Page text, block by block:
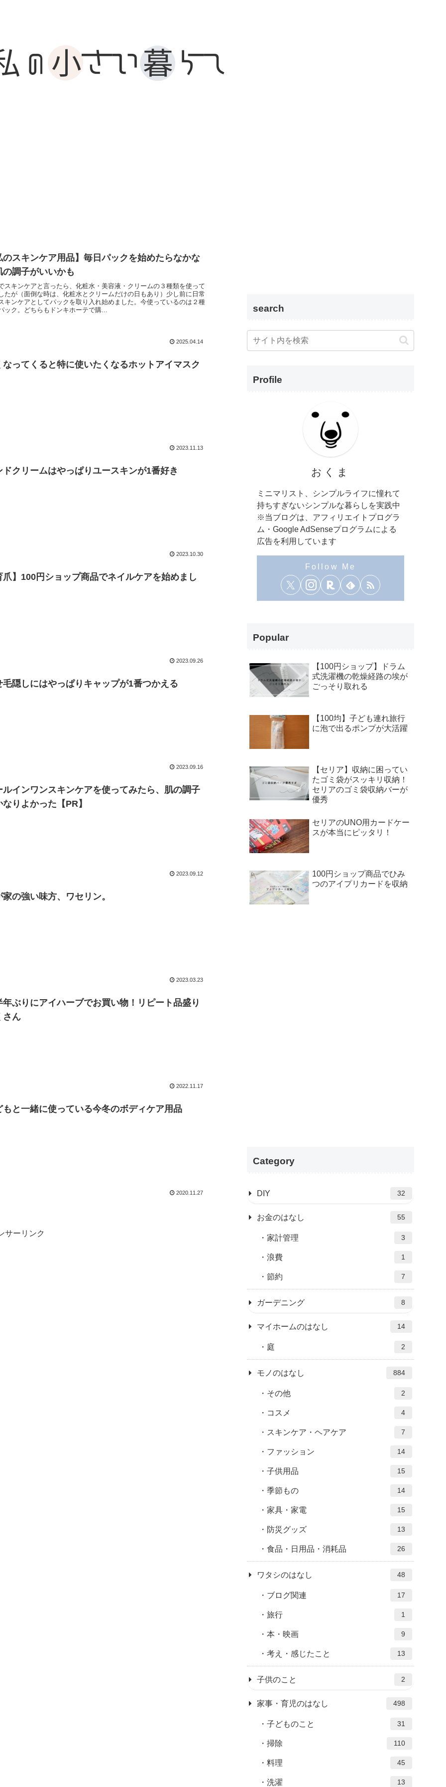
のスキンケア用品】毎日パックを始めたらなかな
の調子がいいかも
スキンケアと言ったら、化粧水・美容液・クリームの３種類を使って
たが（面倒な時は、化粧水とクリームだけの日もあり）少し前に日常
キンケアとしてパックを取り入れ始めました。今使っているのは２種
ック。どちらもドンキホーテで購...
2025.04.14
なってくると特に使いたくなるホットアイマスク
2023.11.13
ドクリームはやっぱりユースキンが1番好き
2023.10.30
爪】100円ショップ商品でネイルケアを始めまし
2023.09.26
毛隠しにはやっぱりキャップが1番つかえる
2023.09.16
ルインワンスキンケアを使ってみたら、肌の調子
なりよかった【PR】
2023.09.12
家の強い味方、ワセリン。
2023.03.23
年ぶりにアイハーブでお買い物！リピート品盛り
さん
2022.11.17
もと一緒に使っている今冬のボディケア用品
2020.11.27
サーリンク
search
Profile
おくま
ミニマリスト、シンプルライフに憧れて
持ちすぎないシンプルな暮らしを実践中
※当ブログは、アフィリエイトプログラ
ム・Google AdSenseプログラムによる
広告を利用しています
Popular
【100円ショップ】ドラム
式洗濯機の乾燥経路の埃が
ごっそり取れる
【100均】子ども連れ旅行
に泡で出るポンプが大活躍
【セリア】収納に困ってい
たゴミ袋がスッキリ収納！
セリアのゴミ袋収納バーが
優秀
セリアのUNO用カードケー
スが本当にピッタリ！
100円ショップ商品でひみ
つのアイプリカードを収納
Category
DIY 32
お金のはなし 55
家計管理 3
浪費 1
節約 7
ガーデニング 8
マイホームのはなし 14
庭 2
モノのはなし 884
その他 2
コスメ 4
スキンケア・ヘアケア 7
ファッション 14
子供用品 15
季節もの 14
家具・家電 15
防災グッズ 13
食品・日用品・消耗品 26
ワタシのはなし 48
ブログ関連 17
旅行 1
本・映画 9
考え・感じたこと 13
子供のこと 2
家事・育児のはなし 498
子どものこと 31
掃除 110
料理 45
洗濯 13